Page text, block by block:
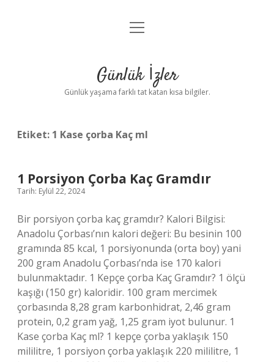
Anasayfa
Yasal Uyarı
menüyü
Günlük İzler
Günlük yaşama farklı tat katan kısa bilgiler.
Etiket: 1 Kase çorba Kaç ml
1 Porsiyon Çorba Kaç Gramdır
Tarih: Eylül 22, 2024
Bir porsiyon çorba kaç gramdır? Kalori Bilgisi:
Anadolu Çorbası’nın kalori değeri: Bu besinin 100
gramında 85 kcal, 1 porsiyonunda (orta boy) yani
200 gram Anadolu Çorbası’nda ise 170 kalori
bulunmaktadır. 1 Kepçe çorba Kaç Gramdır? 1 ölçü
kaşığı (150 gr) kaloridir. 100 gram mercimek
çorbasında 8,28 gram karbonhidrat, 2,46 gram
protein, 0,2 gram yağ, 1,25 gram iyot bulunur. 1
Kase çorba Kaç ml? 1 kepçe çorba yaklaşık 150
mililitre, 1 porsiyon çorba yaklaşık 220 mililitre, 1